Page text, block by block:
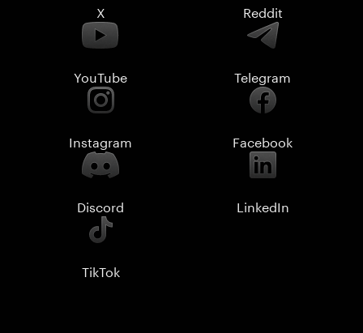
X Reddit
YouTube Telegram
Instagram Facebook
Discord LinkedIn
TikTok